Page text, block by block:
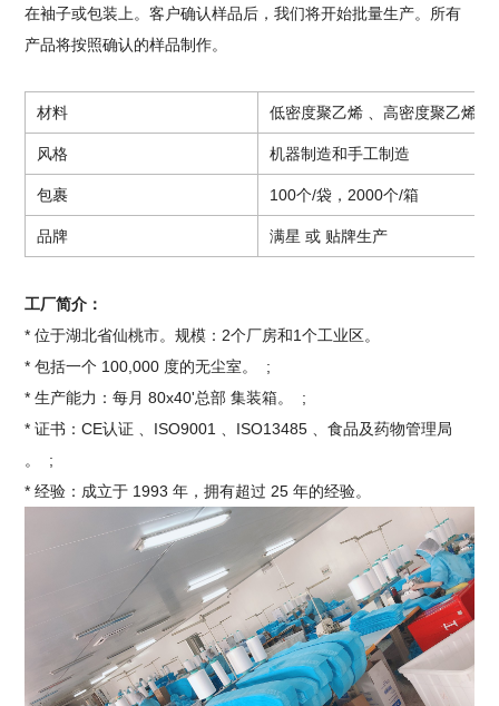
在袖子或包装上。客户确认样品后，我们将开始批量生产。所有
产品将按照确认的样品制作。
材料 低密度聚乙烯 、高密度聚乙烯
风格 机器制造和手工制造
包裹 100个/袋，2000个/箱
品牌 满星 或 贴牌生产
工厂简介：
* 位于湖北省仙桃市。规模：2个厂房和1个工业区。
* 包括一个 100,000 度的无尘室。 ;
* 生产能力：每月 80x40'总部 集装箱。 ;
* 证书：CE认证 、ISO9001 、ISO13485 、食品及药物管理局
。 ;
* 经验：成立于 1993 年，拥有超过 25 年的经验。